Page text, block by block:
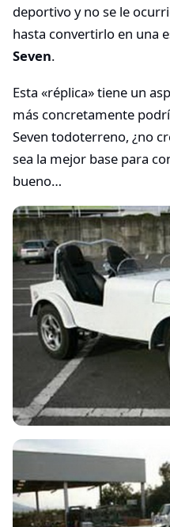
deportivo y no se le
hasta convertirlo en una
Seven.
Esta «réplica» tiene un
más concretamente
Seven todoterreno, ¿no
sea la mejor base para
bueno…